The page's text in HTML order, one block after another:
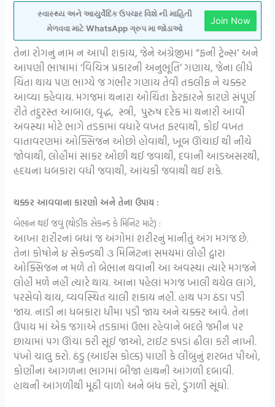
સ્વાસ્થ્ય અને આયુર્વેદિક ઉપચાર વિશે ની માહિતી
મેળવવા માટે WhatsApp ગ્રુપ મા જોડાઓ
Join Now
તેના રોગનું નામ ન આપી શકાય, જેને અંગ્રેજીમાં “ફની ટ્રેન્સ’ અને
આપણી ભાષામાં ‘વિચિત્ર પ્રકારની અનુભૂતિ’ ગણાય, જેના લીધે
ચિંતા થાય પણ ભાગ્યે જ ગંભીર ગણાય તેવી તકલીફ ને ચક્કર
આવ્યા કહેવાય. મગજમાં થનારા ઓચિંતા ફેરફારને કારણે સંપૂર્ણ
રીતે તંદુરસ્ત આબાલ, વૃદ્ધ, સ્ત્રી, પુરુષ દરેક માં થનારી આવી
અવસ્થા મોટે ભાગે તડકામાં વધારે વખત ફરવાથી, કોઈ વખત
વાતાવરણમાં ઓક્સિજન ઓછો હોવાથી, ખૂબ ઊંચાઈ થી નીચે
જોવાથી, લોહીમાં સાકર ઓછી થઈ જવાથી, દવાની આડઅસરથી,
હૃદયના ધબકારા વધી જવાથી, આંચકી જવાથી થઈ શકે.
ચક્કર આવવાના કારણો અને તેના ઉપાય :
બેભાન થઈ જવું (થોડીક સેકન્ડ કે મિનિટ માટે) :
આખા શરીરનાં બધાં જ અંગોમાં શરીરનું માનીતું અંગ મગજ છે.
તેના કોષોને ૪ સેકન્ડથી ૩ મિનિટના સમયમાં લોહી દ્વારા
ઓક્સિજન ન મળે તો બેભાન થવાની આ અવસ્થા ત્યારે મગજને
લોહી મળે નહીં ત્યારે થાય. આના પહેલાં મગજ ખાલી થયેલ લાગે,
પરસેવો થાય, વ્યવસ્થિત ચાલી શકાય નહીં. હાથ પગ ઠંડા પડી
જાય. નાડી ના ધબકારા ધીમા પડી જાય અને ચક્કર આવે. તેના
ઉપાય માં એક જગાએ તડકામાં ઉભા રહેવાને બદલે જમીન પર
છાયામાં પગ ઊંચા કરી સૂઈ જાઓ, ટાઈટ કપડાં ઢીલા કરી નાખી.
પંખો ચાલુ કરો. ઠંડુ (આઈસ કોલ્ડ) પાણી કે લીંબુનું શરબત પીઓ,
કોણીના આગળના ભાગમાં બીજા હાથની આંગળી દબાવી.
હાથની આંગળીથી મૂઠી વાળો અને બંધ કરો, ડુંગળી સૂંઘો.